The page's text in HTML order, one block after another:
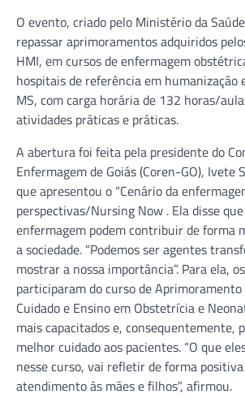
O evento, criado pelo Ministério da
repassar aprimoramentos adquiridos
HMI, em cursos de enfermagem
hospitais de referência em humanização
MS, com carga horária de 132 horas/
atividades práticas e práticas.
A abertura foi feita pela presidente do
Enfermagem de Goiás (Coren-GO), Ivete
que apresentou o “Cenário da
perspectivas/Nursing Now . Ela disse
enfermagem podem contribuir de forma
a sociedade. “Podemos ser agentes
mostrar a nossa importância”. Para ela,
participaram do curso de Aprimoramento
Cuidado e Ensino em Obstetrícia e
mais capacitados e, consequentemente,
melhor cuidado aos pacientes. “O que
nesse curso, vai refletir de forma
atendimento às mães e filhos”, afirmou.